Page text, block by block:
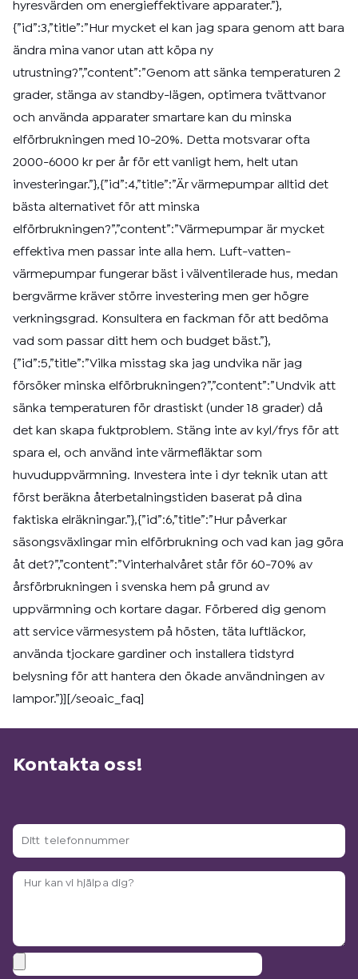
hyresvärden om energieffektivare apparater.”},
{”id”:3,”title”:”Hur mycket el kan jag spara genom att bara
ändra mina vanor utan att köpa ny
utrustning?”,”content”:”Genom att sänka temperaturen 2
grader, stänga av standby-lägen, optimera tvättvanor
och använda apparater smartare kan du minska
elförbrukningen med 10-20%. Detta motsvarar ofta
2000-6000 kr per år för ett vanligt hem, helt utan
investeringar.”},{”id”:4,”title”:”Är värmepumpar alltid det
bästa alternativet för att minska
elförbrukningen?”,”content”:”Värmepumpar är mycket
effektiva men passar inte alla hem. Luft-vatten-
värmepumpar fungerar bäst i välventilerade hus, medan
bergvärme kräver större investering men ger högre
verkningsgrad. Konsultera en fackman för att bedöma
vad som passar ditt hem och budget bäst.”},
{”id”:5,”title”:”Vilka misstag ska jag undvika när jag
försöker minska elförbrukningen?”,”content”:”Undvik att
sänka temperaturen för drastiskt (under 18 grader) då
det kan skapa fuktproblem. Stäng inte av kyl/frys för att
spara el, och använd inte värmefläktar som
huvuduppvärmning. Investera inte i dyr teknik utan att
först beräkna återbetalningstiden baserat på dina
faktiska elräkningar.”},{”id”:6,”title”:”Hur påverkar
säsongsväxlingar min elförbrukning och vad kan jag göra
åt det?”,”content”:”Vinterhalvåret står för 60-70% av
årsförbrukningen i svenska hem på grund av
uppvärmning och kortare dagar. Förbered dig genom
att service värmesystem på hösten, täta luftläckor,
använda tjockare gardiner och installera tidstyrd
belysning för att hantera den ökade användningen av
lampor.”}][/seoaic_faq]
Kontakta oss!
Ditt
Arbetsbeskrivning?
Bilagor